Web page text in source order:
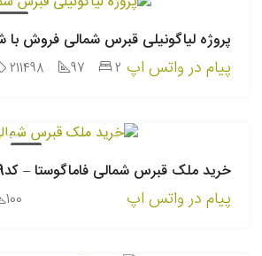
فروش
پیام در واتس اپ 2
97
211498
فروش
خرید ملک قبرس شمالی فاماگوستا – کد211499
پیام در واتس اپ 100